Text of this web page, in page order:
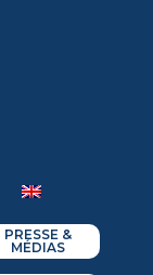
PRESSE &
MÉDIAS